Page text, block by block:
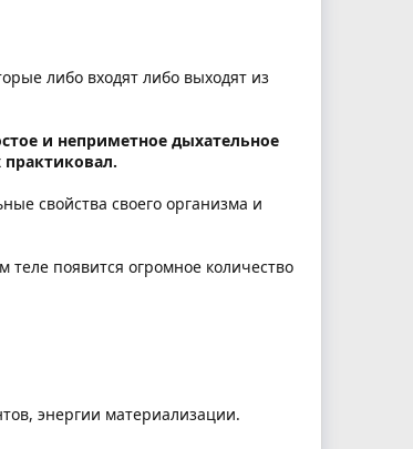
либо входят либо выходят из
и неприметное дыхательное
свойства своего организма и
появится огромное количество
энергии материализации.